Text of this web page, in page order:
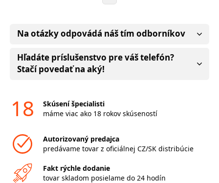
Na otázky odpovádá náš tím odborníkov
Hľadáte príslušenstvo pre váš telefón?
Stačí povedať na aký!
18
Skúsení špecialisti
máme viac ako 18 rokov skúseností
Autorizovaný predajca
predávame tovar z oficiálnej CZ/SK distribúcie
Fakt rýchle dodanie
tovar skladom posielame do 24 hodín